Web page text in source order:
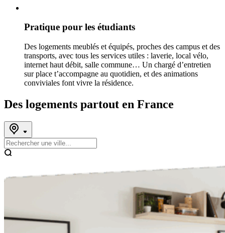
Pratique pour les étudiants
Des logements meublés et équipés, proches des campus et des
transports, avec tous les services utiles : laverie, local vélo,
internet haut débit, salle commune… Un chargé d’entretien
sur place t’accompagne au quotidien, et des animations
conviviales font vivre la résidence.
Des logements partout en France